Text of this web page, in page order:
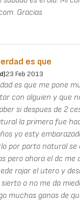
Gracias
es que
23 Feb 2013
es que me pone
con alguien y que
si despues de 2
la primera fue
yo esty
por parto natural se
pero ahora el dc me
rajar el utero y
o no me da
muchas ganas de